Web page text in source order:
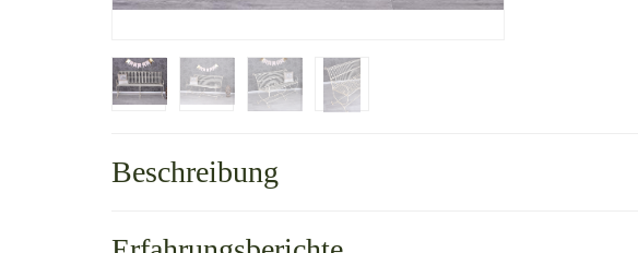
Beschreibung